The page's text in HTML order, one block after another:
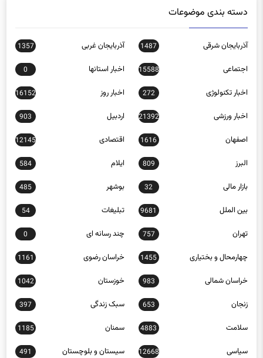
دسته بندی موضوعات
آذربایجان شرقی 1487 آذربایجان غربی 1357
اجتماعی 15588 اخبار استانها 0
اخبار تکنولوژی 272 اخبار روز 16152
اخبار ورزشی 21392 اردبیل 903
اصفهان 1616 اقتصادی 12145
البرز 809 ایلام 584
بازار مالی 32 بوشهر 485
بین الملل 9681 تبلیغات 54
تهران 757 چند رسانه ای 0
چهارمحال و بختیاری 1455 خراسان رضوی 1161
خراسان شمالی 983 خوزستان 1042
زنجان 653 سبک زندگی 397
سلامت 4883 سمنان 1185
سیاسی 12668 سیستان و بلوچستان 491